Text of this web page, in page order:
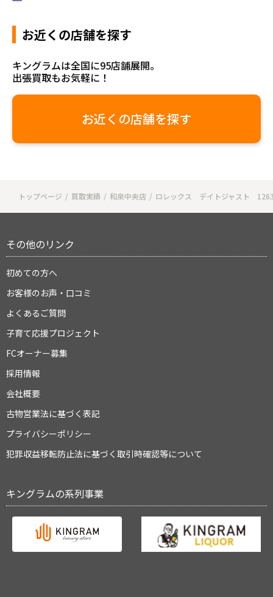
お近くの店舗を探す
キングラムは全国に95店舗展開。
出張買取もお気軽に！
お近くの店舗を探す
トップページ 買取実績 和泉中央店 ロレックス デイトジャスト
その他のリンク
初めての方へ
お客様のお声・口コミ
よくあるご質問
子育て応援プロジェクト
FCオーナー募集
採用情報
会社概要
古物営業法に基づく表記
プライバシーポリシー
犯罪収益移転防止法に基づく取引時確認等について
キングラムの系列事業